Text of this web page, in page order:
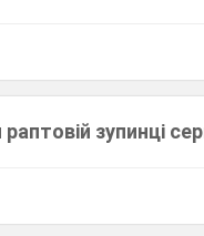
зупинці